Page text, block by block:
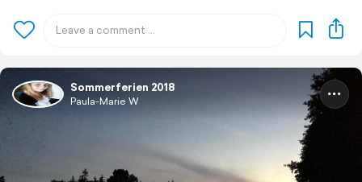
Sommerferien 2018
Paula-Marie W